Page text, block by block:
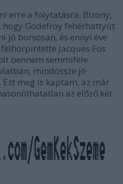
a folytatásra. Bizony,
hogy Godefroy fehérhattyút
jó borsosan, és ennyi éve
Jacques Fos
bennem semmiféle
mindössze jó
meg is kaptam, az már
az előző két